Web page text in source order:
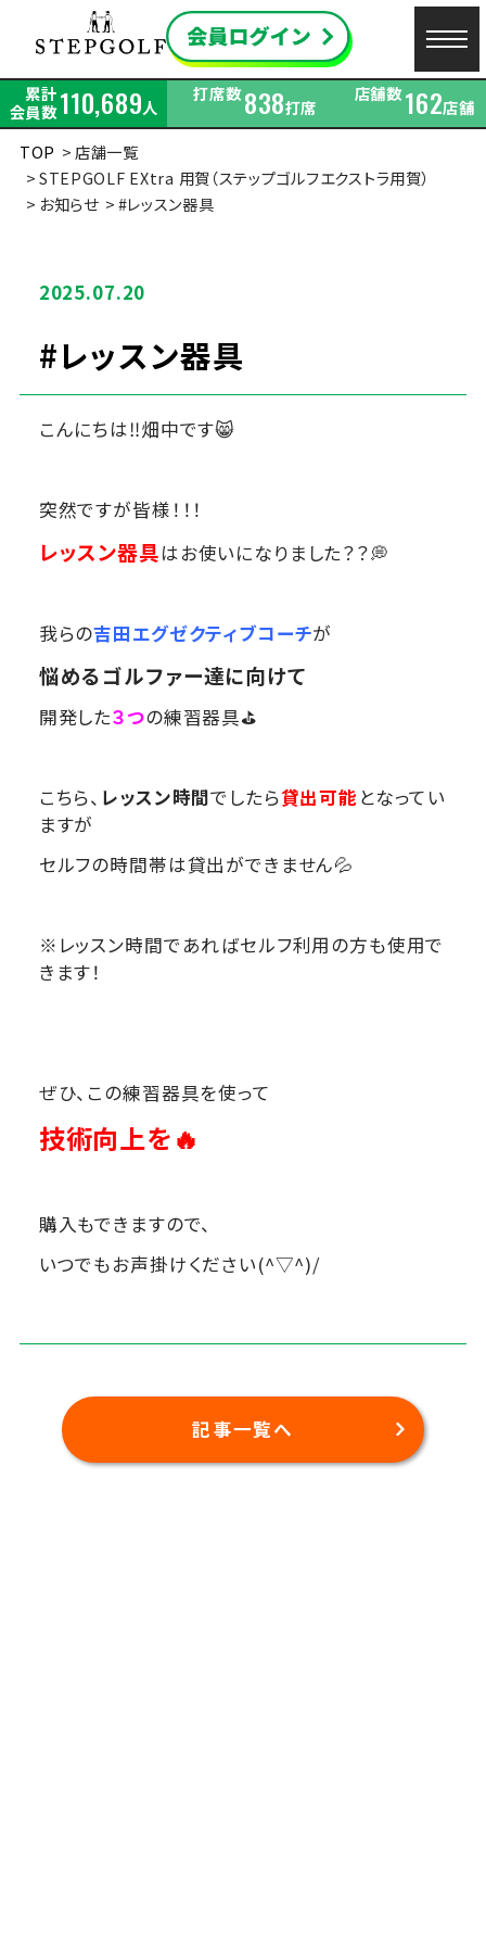
累計
会員数110,689人
打席数838打席
店舗数162店舗
TOP
店舗一覧
STEPGOLF EXtra 用賀（ステップゴルフエクストラ用賀）
お知らせ
#レッスン器具
2025.07.20
#レッスン器具
こんにちは‼畑中です😸
突然ですが皆様！！！
レッスン器具はお使いになりました？？💭
我らの吉田エグゼクティブコーチが
悩めるゴルファー達に向けて
開発した３つの練習器具⛳
こちら、 レッスン時間でしたら貸出可能となってい
ますが
セルフの時間帯は貸出ができません💦
※レッスン時間であればセルフ利用の方も使用で
きます！
ぜひ、この練習器具を使って
技術向上を🔥
購入もできますので、
いつでもお声掛けください(^▽^)/
記事一覧へ